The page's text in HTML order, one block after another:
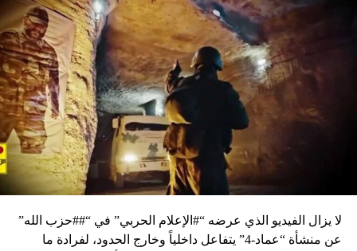
لا يزال الفيديو الذي عرضه “#الإعلام الحربي” في “##حزب الله”
عن منشأة “عماد-4” يتفاعل داخلياً وخارج الحدود، لفرادة ما